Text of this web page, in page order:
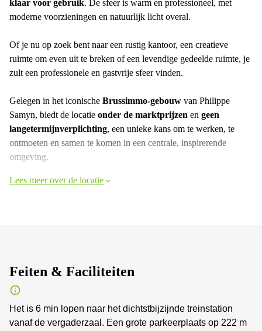
klaar voor gebruik. De sfeer is warm en professioneel, met
moderne voorzieningen en natuurlijk licht overal.
Of je nu op zoek bent naar een rustig kantoor, een creatieve
ruimte om even uit te breken of een levendige gedeelde ruimte, je
zult een professionele en gastvrije sfeer vinden.
Gelegen in het iconische Brussimmo-gebouw van Philippe
Samyn, biedt de locatie onder de marktprijzen en geen
langetermijnverplichting, een unieke kans om te werken, te
ontmoeten en samen te komen in een centrale, inspirerende
omgeving.
Lees meer over de locatie
Feiten & Faciliteiten
Het is 6 min lopen naar het dichtstbijzijnde treinstation
vanaf de vergaderzaal. Een grote parkeerplaats op 222 m